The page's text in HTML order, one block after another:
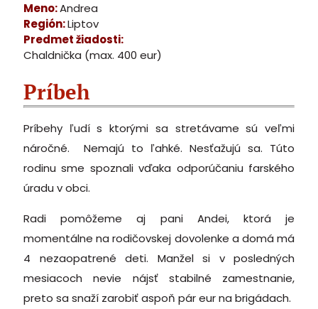
Meno:Andrea
Región:Liptov
Predmet žiadosti:
Chaldnička (max. 400 eur)
Príbeh
Príbehy ľudí s ktorými sa stretávame sú veľmi
náročné. Nemajú to ľahké. Nesťažujú sa. Túto
rodinu sme spoznali vďaka odporúčaniu farského
úradu v obci.
Radi pomôžeme aj pani Andei, ktorá je
momentálne na rodičovskej dovolenke a domá má
4 nezaopatrené deti. Manžel si v posledných
mesiacoch nevie nájsť stabilné zamestnanie,
preto sa snaží zarobiť aspoň pár eur na brigádach.